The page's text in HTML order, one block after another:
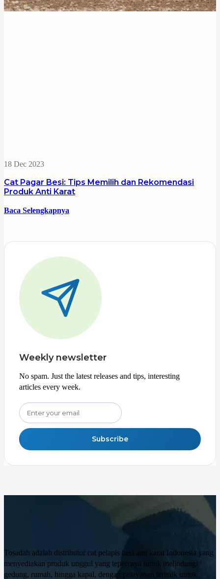
18 Dec 2023
Cat Pagar Besi: Tips Memilih dan Rekomendasi
Produk Anti Karat
Baca Selengkapnya
Weekly newsletter
No spam. Just the latest releases and tips, interesting
articles every week.
Subscribe
Tosadah adalah distributor cat pelapis besi anti karat Indonesia yang
menyediakan produk unggul yang tepercaya untuk melindungi
gedung, rumah, hingga kapal, dengan pelayanan terbaik untuk